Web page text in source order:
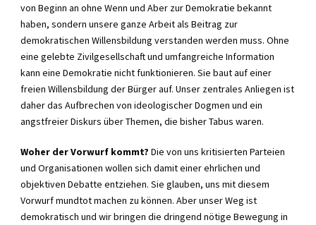
von Beginn an ohne Wenn und Aber zur Demokratie bekannt
haben, sondern unsere ganze Arbeit als Beitrag zur
demokratischen Willensbildung verstanden werden muss. Ohne
eine gelebte Zivilgesellschaft und umfangreiche Information
kann eine Demokratie nicht funktionieren. Sie baut auf einer
freien Willensbildung der Bürger auf. Unser zentrales Anliegen ist
daher das Aufbrechen von ideologischer Dogmen und ein
angstfreier Diskurs über Themen, die bisher Tabus waren.
Woher der Vorwurf kommt? Die von uns kritisierten Parteien
und Organisationen wollen sich damit einer ehrlichen und
objektiven Debatte entziehen. Sie glauben, uns mit diesem
Vorwurf mundtot machen zu können. Aber unser Weg ist
demokratisch und wir bringen die dringend nötige Bewegung in